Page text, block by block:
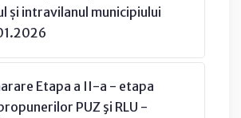
și intravilanul municipiului
Etapa a II-a - etapa
PUZ şi RLU -